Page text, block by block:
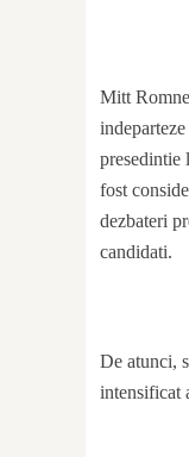
Mitt
presedintie
fost
dezbateri
candidati.
De atunci,
intensificat